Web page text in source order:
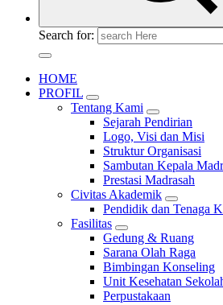
Search for:
HOME
PROFIL
Tentang Kami
Sejarah Pendirian
Logo, Visi dan Misi
Struktur Organisasi
Sambutan Kepala
Prestasi Madrasah
Civitas Akademik
Pendidik dan Tenaga
Fasilitas
Gedung & Ruang
Sarana Olah Raga
Bimbingan Konseling
Unit Kesehatan
Perpustakaan